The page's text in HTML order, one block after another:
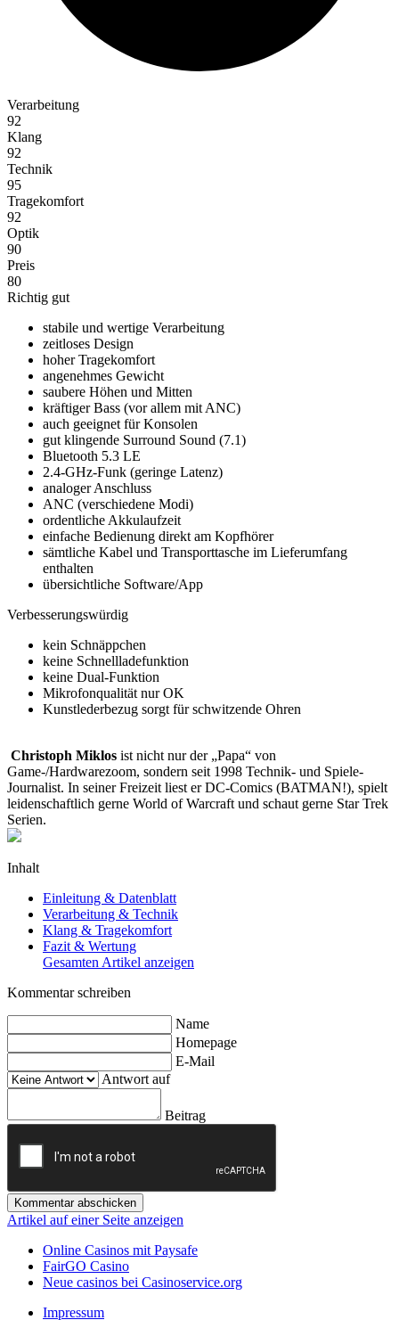
Verarbeitung
92
Klang
92
Technik
95
Tragekomfort
92
Optik
90
Preis
80
Richtig gut
stabile und wertige Verarbeitung
zeitloses Design
hoher Tragekomfort
angenehmes Gewicht
saubere Höhen und Mitten
kräftiger Bass (vor allem mit ANC)
auch geeignet für Konsolen
gut klingende Surround Sound (7.1)
Bluetooth 5.3 LE
2.4-GHz-Funk (geringe Latenz)
analoger Anschluss
ANC (verschiedene Modi)
ordentliche Akkulaufzeit
einfache Bedienung direkt am Kopfhörer
sämtliche Kabel und Transporttasche im Lieferumfang
enthalten
übersichtliche Software/App
Verbesserungswürdig
kein Schnäppchen
keine Schnellladefunktion
keine Dual-Funktion
Mikrofonqualität nur OK
Kunstlederbezug sorgt für schwitzende Ohren
Christoph Miklos ist nicht nur der „Papa“ von
Game-/Hardwarezoom, sondern seit 1998 Technik- und Spiele-
Journalist. In seiner Freizeit liest er DC-Comics (BATMAN!), spielt
leidenschaftlich gerne World of Warcraft und schaut gerne Star Trek
Serien.
Inhalt
Einleitung & Datenblatt
Verarbeitung & Technik
Klang & Tragekomfort
Fazit & Wertung
Gesamten Artikel anzeigen
Kommentar schreiben
Name
Homepage
E-Mail
Antwort auf
Beitrag
Kommentar abschicken
Artikel auf einer Seite anzeigen
Online Casinos mit Paysafe
FairGO Casino
Neue casinos bei Casinoservice.org
Impressum